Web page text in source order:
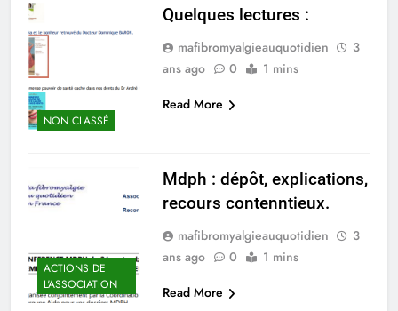
NON CLASSÉ
Quelques lectures :
mafibromyalgieauquotidien
3
ans ago
0
1 mins
Read More
ACTIONS DE
L'ASSOCIATION
Mdph : dépôt, explications,
recours contenntieux.
mafibromyalgieauquotidien
3
ans ago
0
1 mins
Read More